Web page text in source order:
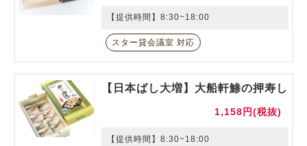
【提供時間】8:30~18:00
スター貸会議室 対応
【日本ばし大増】大船軒鯵の押寿し
1,158円(税抜)
【提供時間】8:30~18:00